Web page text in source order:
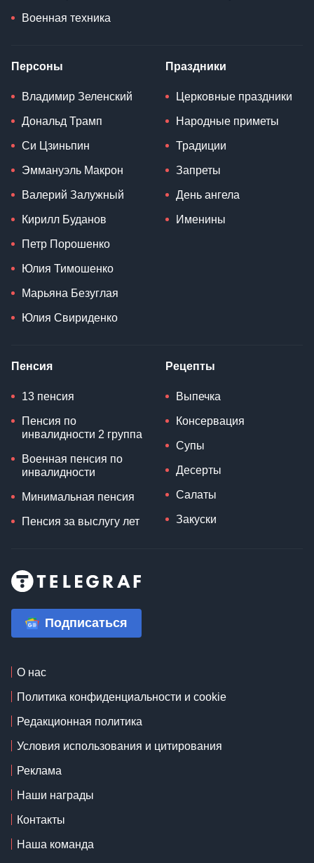
Военная техника
Персоны
Владимир Зеленский
Дональд Трамп
Си Цзиньпин
Эммануэль Макрон
Валерий Залужный
Кирилл Буданов
Петр Порошенко
Юлия Тимошенко
Марьяна Безуглая
Юлия Свириденко
Праздники
Церковные праздники
Народные приметы
Традиции
Запреты
День ангела
Именины
Пенсия
13 пенсия
Пенсия по
инвалидности 2 группа
Военная пенсия по
инвалидности
Минимальная пенсия
Пенсия за выслугу лет
Рецепты
Выпечка
Консервация
Супы
Десерты
Салаты
Закуски
Подписаться
О нас
Политика конфиденциальности и cookie
Редакционная политика
Условия использования и цитирования
Реклама
Наши награды
Контакты
Наша команда